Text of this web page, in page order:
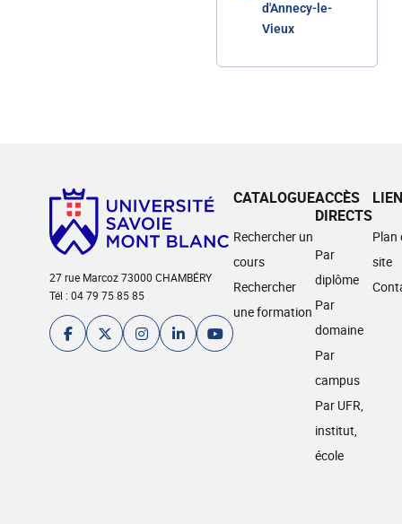
d'Annecy-le-
Vieux
27 rue Marcoz 73000 CHAMBÉRY
Tél : 04 79 75 85 85
CATALOGUE
Rechercher un
cours
Rechercher
une formation
ACCÈS
DIRECTS
Par
diplôme
Par
domaine
Par
campus
Par UFR,
institut,
école
Plan
site